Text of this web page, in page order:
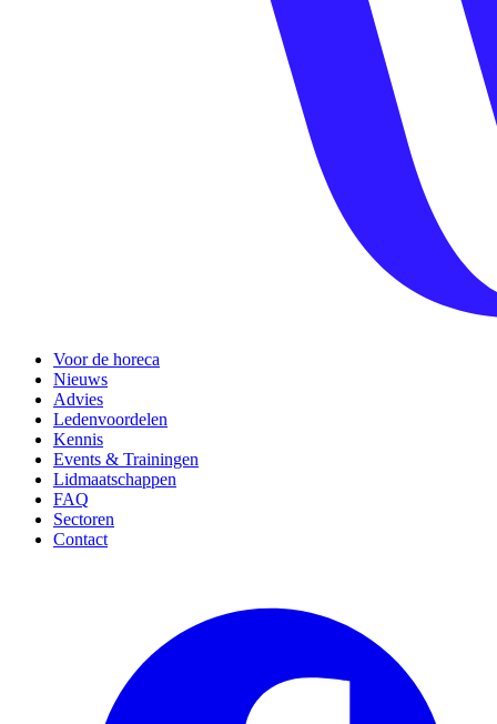
Voor de horeca
Nieuws
Advies
Ledenvoordelen
Kennis
Events & Trainingen
Lidmaatschappen
FAQ
Sectoren
Contact